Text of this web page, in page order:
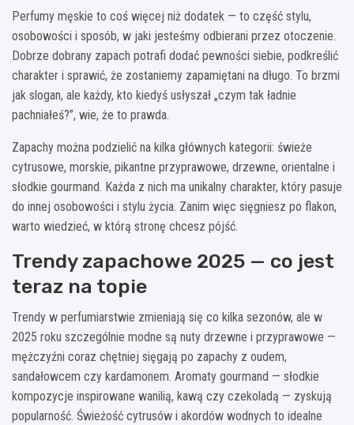
Perfumy męskie to coś więcej niż dodatek — to część stylu,
osobowości i sposób, w jaki jesteśmy odbierani przez otoczenie.
Dobrze dobrany zapach potrafi dodać pewności siebie, podkreślić
charakter i sprawić, że zostaniemy zapamiętani na długo. To brzmi
jak slogan, ale każdy, kto kiedyś usłyszał „czym tak ładnie
pachniałeś?”, wie, że to prawda.
Zapachy można podzielić na kilka głównych kategorii: świeże
cytrusowe, morskie, pikantne przyprawowe, drzewne, orientalne i
słodkie gourmand. Każda z nich ma unikalny charakter, który pasuje
do innej osobowości i stylu życia. Zanim więc sięgniesz po flakon,
warto wiedzieć, w którą stronę chcesz pójść.
Trendy zapachowe 2025 — co jest
teraz na topie
Trendy w perfumiarstwie zmieniają się co kilka sezonów, ale w
2025 roku szczególnie modne są nuty drzewne i przyprawowe —
mężczyźni coraz chętniej sięgają po zapachy z oudem,
sandałowcem czy kardamonem. Aromaty gourmand — słodkie
kompozycje inspirowane wanilią, kawą czy czekoladą — zyskują
popularność. Świeżość cytrusów i akordów wodnych to idealne